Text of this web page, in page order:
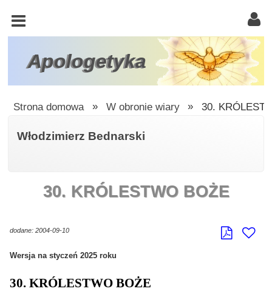
Apologetyka
KOŚCIÓŁ
KATOLICKI
TRÓJCA
ŚWIĘTA
Strona domowa » W obronie wiary » 30.
Włodzimierz Bednarski
30. KRÓLESTWO BOŻE
dodane: 2004-09-10
Wersja na styczeń 2025 roku
30. KRÓLESTWO BOŻE